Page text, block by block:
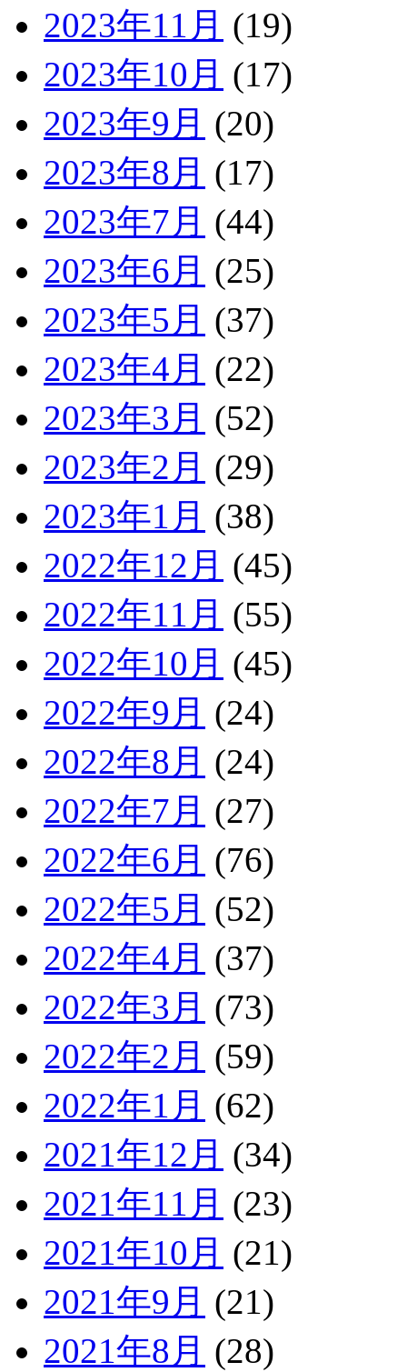
2023年11月 (19)
2023年10月 (17)
2023年9月 (20)
2023年8月 (17)
2023年7月 (44)
2023年6月 (25)
2023年5月 (37)
2023年4月 (22)
2023年3月 (52)
2023年2月 (29)
2023年1月 (38)
2022年12月 (45)
2022年11月 (55)
2022年10月 (45)
2022年9月 (24)
2022年8月 (24)
2022年7月 (27)
2022年6月 (76)
2022年5月 (52)
2022年4月 (37)
2022年3月 (73)
2022年2月 (59)
2022年1月 (62)
2021年12月 (34)
2021年11月 (23)
2021年10月 (21)
2021年9月 (21)
2021年8月 (28)